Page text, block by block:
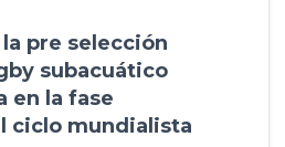
pre selección
subacuático
en la fase
ciclo mundialista